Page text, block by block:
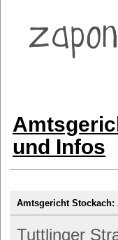
und Infos
Amtsgericht Stockach:
Tuttlinger